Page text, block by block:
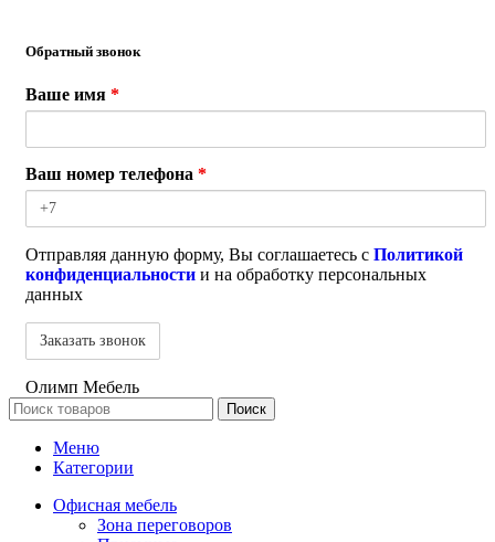
Обратный звонок
Ваше имя *
Ваш номер телефона *
Отправляя данную форму, Вы соглашаетесь с Политикой
конфиденциальности и на обработку персональных
данных
Олимп Мебель
Поиск
Меню
Категории
Офисная мебель
Зона переговоров